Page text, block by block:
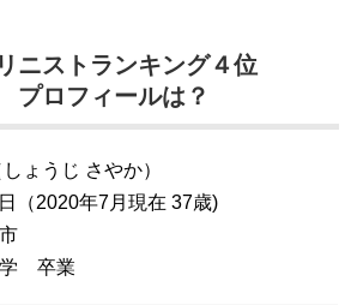
リニストランキング４位
プロフィールは？
ょうじ さやか）
（2020年7月現在 37歳)
学 卒業